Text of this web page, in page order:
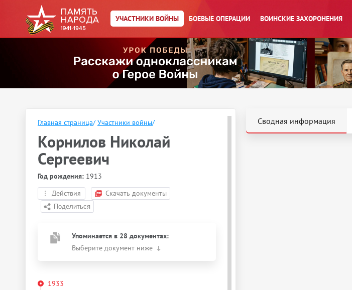
УЧАСТНИКИ ВОЙНЫ БОЕВЫЕ ОПЕРАЦИИ ВОИНСКИЕ ЗАХОРОНЕНИЯ
Главная страница/ Участники войны/
Корнилов Николай
Сергеевич
Год рождения: 1913
Действия
Скачать документы
Упоминается в 28 документах:
Выберите документ ниже
1933
Сводная информация